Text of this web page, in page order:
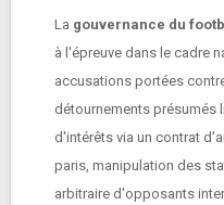
La gouvernance du
à l'épreuve dans le cadre
accusations portées
détournements présumés
d'intérêts via un contrat
paris, manipulation des
arbitraire d'opposants